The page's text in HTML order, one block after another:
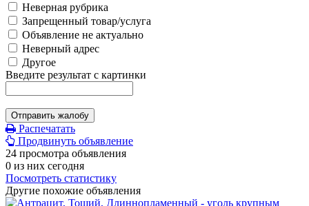
Неверная рубрика
Запрещенный товар/услуга
Объявление не актуально
Неверный адрес
Другое
Введите результат с картинки
Отправить жалобу
Распечатать
Продвинуть объявление
24 просмотра объявления
0 из них сегодня
Посмотреть статистику
Другие похожие объявления